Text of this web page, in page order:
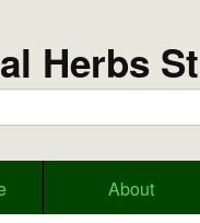
Herbs
About